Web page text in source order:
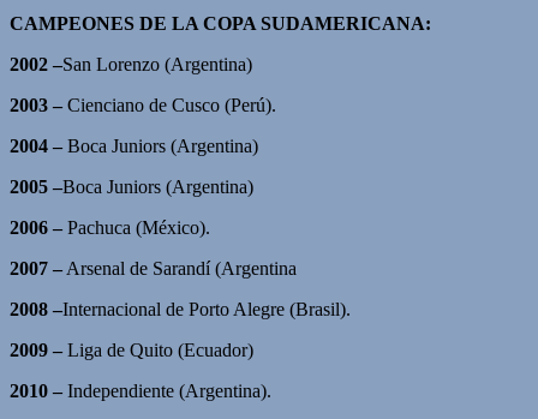
CAMPEONES DE LA COPA SUDAMERICANA:
2002 –San Lorenzo (Argentina)
2003 – Cienciano de Cusco (Perú).
2004 – Boca Juniors (Argentina)
2005 –Boca Juniors (Argentina)
2006 – Pachuca (México).
2007 – Arsenal de Sarandí (Argentina
2008 –Internacional de Porto Alegre (Brasil).
2009 – Liga de Quito (Ecuador)
2010 – Independiente (Argentina).